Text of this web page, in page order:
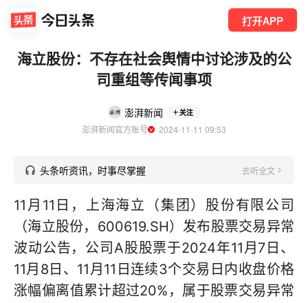
打开APP
海立股份：不存在社会舆情中讨论涉及的公
司重组等传闻事项
澎湃新闻 关注
澎湃新闻官方账号
  2024-11-11 09:53
头条听资讯，时事尽掌握 去听全文
11月11日，上海海立（集团）股份有限公司
（海立股份，600619.SH）发布股票交易异常
波动公告，公司A股股票于2024年11月7日、
11月8日、11月11日连续3个交易日内收盘价格
涨幅偏离值累计超过20%，属于股票交易异常